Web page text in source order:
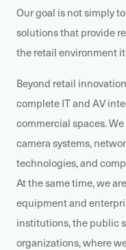
Our goal is not simply
solutions that provide
the retail environment
Beyond retail
complete IT and AV
commercial spaces.
camera systems,
technologies, and
At the same time, we
equipment and
institutions, the public
organizations, where